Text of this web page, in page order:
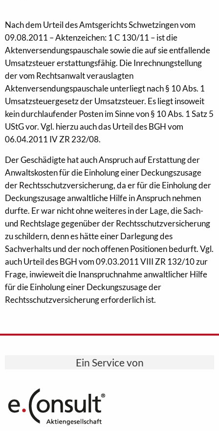
Nach dem Urteil des Amtsgerichts Schwetzingen vom
09.08.2011 – Aktenzeichen: 1 C 130/11 – ist die
Aktenversendungspauschale sowie die auf sie entfallende
Umsatzsteuer erstattungsfähig. Die Inrechnungstellung
der vom Rechtsanwalt verauslagten
Aktenversendungspauschale unterliegt nach § 10 Abs. 1
Umsatzsteuergesetz der Umsatzsteuer. Es liegt insoweit
kein durchlaufender Posten im Sinne von § 10 Abs. 1 Satz 5
UStG vor. Vgl. hierzu auch das Urteil des BGH vom
06.04.2011 IV ZR 232/08.
Der Geschädigte hat auch Anspruch auf Erstattung der
Anwaltskosten für die Einholung einer Deckungszusage
der Rechtsschutzversicherung, da er für die Einholung der
Deckungszusage anwaltliche Hilfe in Anspruch nehmen
durfte. Er war nicht ohne weiteres in der Lage, die Sach-
und Rechtslage gegenüber der Rechtsschutzversicherung
zu schildern, denn es hätte einer Darlegung des
Sachverhalts und der noch offenen Positionen bedurft. Vgl.
auch Urteil des BGH vom 09.03.2011 VIII ZR 132/10 zur
Frage, inwieweit die Inanspruchnahme anwaltlicher Hilfe
für die Einholung einer Deckungszusage der
Rechtsschutzversicherung erforderlich ist.
Ein Service von